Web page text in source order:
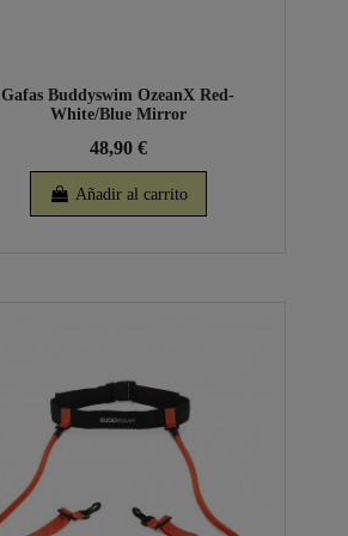
Gafas Buddyswim OzeanX Red-
White/Blue Mirror
48,90 €
Añadir al carrito